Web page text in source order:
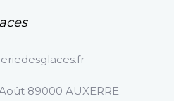
89000 AUXERRE